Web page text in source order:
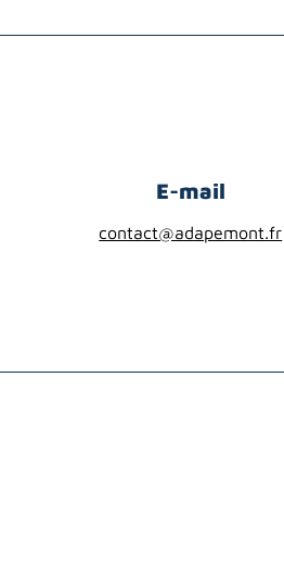
E-mail
contact@adapemont.fr